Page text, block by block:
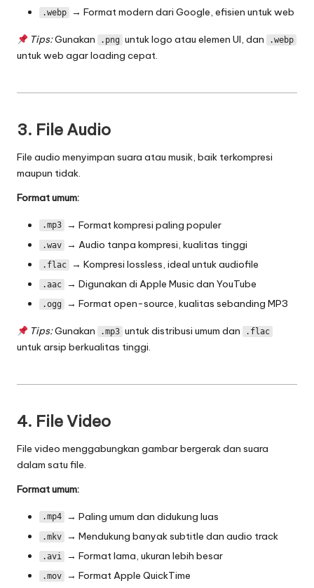
.webp → Format modern dari Google, efisien untuk web
Tips:Gunakan .png untuk logo atau elemen UI, dan .webp
untuk web agar loading cepat.
3. File Audio
File audio menyimpan suara atau musik, baik terkompresi
maupun tidak.
Format umum:
.mp3 → Format kompresi paling populer
.wav → Audio tanpa kompresi, kualitas tinggi
.flac → Kompresi lossless, ideal untuk audiofile
.aac → Digunakan di Apple Music dan YouTube
.ogg → Format open-source, kualitas sebanding MP3
Tips:Gunakan .mp3 untuk distribusi umum dan .flac
untuk arsip berkualitas tinggi.
4. File Video
File video menggabungkan gambar bergerak dan suara
dalam satu file.
Format umum:
.mp4 → Paling umum dan didukung luas
.mkv → Mendukung banyak subtitle dan audio track
.avi → Format lama, ukuran lebih besar
.mov → Format Apple QuickTime